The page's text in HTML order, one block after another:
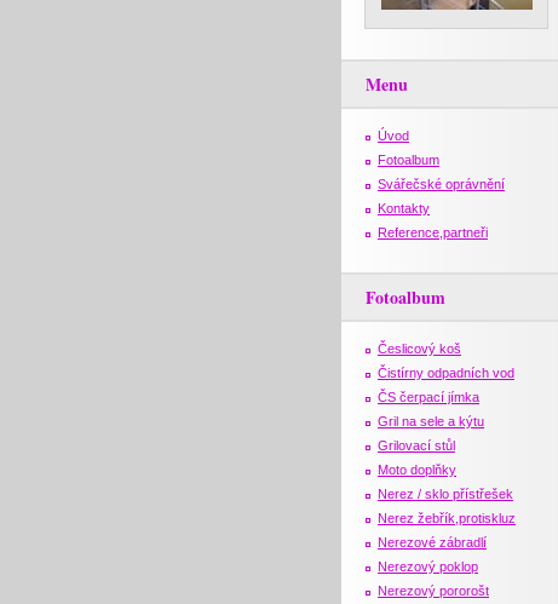
Menu
Úvod
Fotoalbum
Svářečské oprávnění
Kontakty
Reference,partneři
Fotoalbum
Česlicový koš
Čistírny odpadních vod
ČS čerpací jímka
Gril na sele a kýtu
Grilovací stůl
Moto doplňky
Nerez / sklo přístřešek
Nerez žebřík,protiskluz
Nerezové zábradlí
Nerezový poklop
Nerezový pororošt